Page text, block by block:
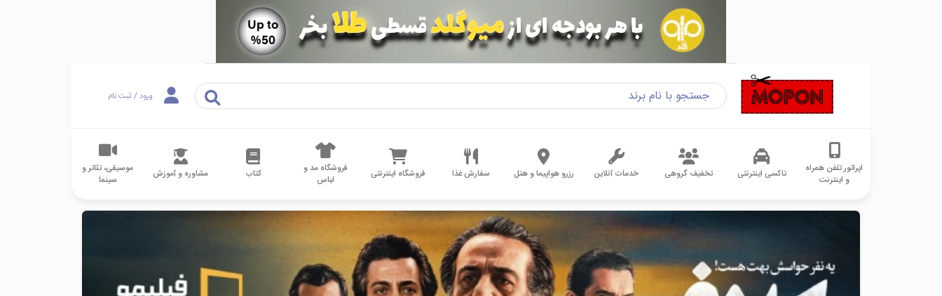
ورود / ثبت نام
اپراتور تلفن همراه
و اینترنت
تاکسی اینترنتی تخفیف گروهی خدمات آنلاین رزرو هواپیما و هتل سفارش غذا فروشگاه اینترنتی
فروشگاه مد و
لباس
کتاب مشاوره و آموزش
موسیقی، تئاتر و
سینما